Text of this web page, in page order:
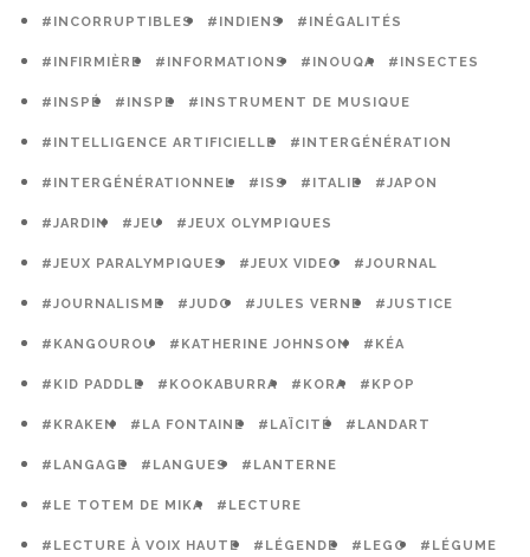
#INCORRUPTIBLES #INDIENS #INÉGALITÉS
#INFIRMIÈRE #INFORMATIONS #INOUQA #INSECTES
#INSPÉ #INSPE #INSTRUMENT DE MUSIQUE
#INTELLIGENCE ARTIFICIELLE #INTERGÉNÉRATION
#INTERGÉNÉRATIONNEL #ISS #ITALIE #JAPON
#JARDIN #JEU #JEUX OLYMPIQUES
#JEUX PARALYMPIQUES #JEUX VIDEO #JOURNAL
#JOURNALISME #JUDO #JULES VERNE #JUSTICE
#KANGOUROU #KATHERINE JOHNSON #KÉA
#KID PADDLE #KOOKABURRA #KORA #KPOP
#KRAKEN #LA FONTAINE #LAÏCITÉ #LANDART
#LANGAGE #LANGUES #LANTERNE
#LE TOTEM DE MIKA #LECTURE
#LECTURE À VOIX HAUTE #LÉGENDE #LEGO #LÉGUME